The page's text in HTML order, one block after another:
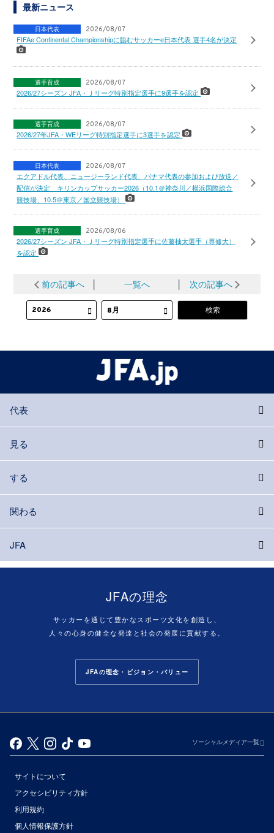
最新ニュース
日本代表 2026/08/07
FIFAe Continental Championshipに臨むサッカーe日本代表 選手4名が決定
選手育成 2026/08/07
2026/27シーズン JFA・Ｊリーグ特別指定選手に9選手を認定
選手育成 2026/08/07
2026/27年JFA・WEリーグ特別指定選手に3選手を認定
日本代表 2026/08/07
エクアドル代表、ニュージーランド代表、パナマ代表の参加および放送／
配信が決定 キリンカップサッカー2026（10.1＠神奈川／横浜国際総合
競技場、10.5＠東京／国立競技場）
選手育成 2026/08/06
2026/27シーズン JFA・Ｊリーグ特別指定選手に佐藤柚太選手（専修大）
を認定
前の記事へ 一覧へ 次の記事へ
代表
見る
する
関わる
JFA
JFAの理念
サッカーを通じて豊かなスポーツ文化を創造し、
人々の心身の健全な発達と社会の発展に貢献する。
JFAの理念・ビジョン・バリュー
ソーシャルメディア一覧
サイトについて
アクセシビリティ方針
利用規約
個人情報保護方針